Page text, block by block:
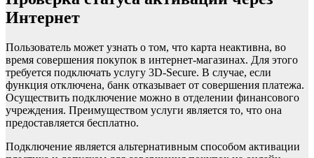
Интернет
Пользователь может узнать о том, что карта неактивна, во
время совершения покупок в интернет-магазинах. Для этого
требуется подключать услугу 3D-Secure. В случае, если
функция отключена, банк отказывает от совершения платежа.
Осуществить подключение можно в отделении финансового
учреждения. Преимуществом услуги является то, что она
предоставляется бесплатно.
Подключение является альтернативным способом активации